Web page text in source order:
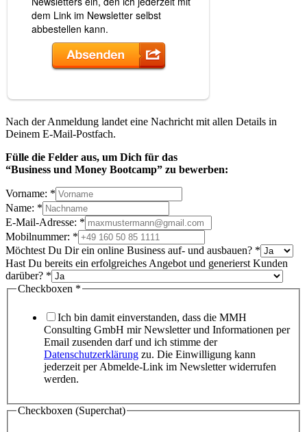
Nach der Anmeldung landet eine Nachricht mit allen Details in
Deinem E-Mail-Postfach.
Fülle die Felder aus, um Dich für das
“Business und Money Bootcamp” zu bewerben:
Vorname: *
Name: *
E-Mail-Adresse: *
Mobilnummer: *
Möchtest Du Dir ein online Business auf- und ausbauen? *
Hast Du bereits ein erfolgreiches Angebot und generierst Kunden
darüber? *
Checkboxen *
Ich bin damit einverstanden, dass die MMH
Consulting GmbH mir Newsletter und Informationen per
Email zusenden darf und ich stimme der
Datenschutzerklärung zu. Die Einwilligung kann
jederzeit per Abmelde-Link im Newsletter widerrufen
werden.
Checkboxen (Superchat)